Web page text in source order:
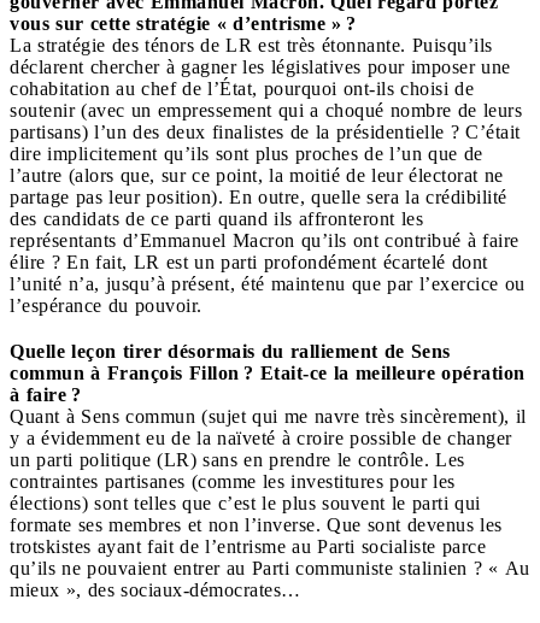
vous sur cette stratégie « d’entrisme » ?
La stratégie des ténors de LR est très étonnante. Puisqu’ils
déclarent chercher à gagner les législatives pour imposer une
cohabitation au chef de l’État, pourquoi ont-ils choisi de
soutenir (avec un empressement qui a choqué nombre de leurs
partisans) l’un des deux finalistes de la présidentielle ? C’était
dire implicitement qu’ils sont plus proches de l’un que de
l’autre (alors que, sur ce point, la moitié de leur électorat ne
partage pas leur position). En outre, quelle sera la crédibilité
des candidats de ce parti quand ils affronteront les
représentants d’Emmanuel Macron qu’ils ont contribué à faire
élire ? En fait, LR est un parti profondément écartelé dont
l’unité n’a, jusqu’à présent, été maintenu que par l’exercice ou
l’espérance du pouvoir.
Quelle leçon tirer désormais du ralliement de Sens
commun à François Fillon ? Etait-ce la meilleure opération
à faire ?
Quant à Sens commun (sujet qui me navre très sincèrement), il
y a évidemment eu de la naïveté à croire possible de changer
un parti politique (LR) sans en prendre le contrôle. Les
contraintes partisanes (comme les investitures pour les
élections) sont telles que c’est le plus souvent le parti qui
formate ses membres et non l’inverse. Que sont devenus les
trotskistes ayant fait de l’entrisme au Parti socialiste parce
qu’ils ne pouvaient entrer au Parti communiste stalinien ? « Au
mieux », des sociaux-démocrates…